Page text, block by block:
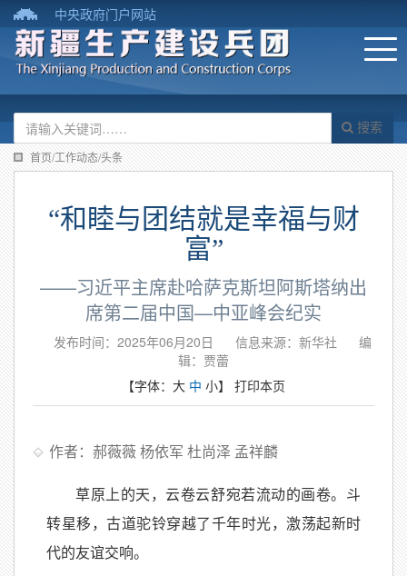
中央政府门户网站
搜索
首页/工作动态/头条
“和睦与团结就是幸福与财
富”
——习近平主席赴哈萨克斯坦阿斯塔纳出
席第二届中国—中亚峰会纪实
发布时间：2025年06月20日 信息来源：新华社
编
辑：贾蕾
【字体： 大 中 小】 打印本页
作者：郝薇薇 杨依军 杜尚泽 孟祥麟
草原上的天，云卷云舒宛若流动的画卷。斗
转星移，古道驼铃穿越了千年时光，激荡起新时
代的友谊交响。